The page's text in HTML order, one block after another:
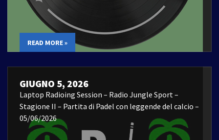
READ MORE »
GIUGNO 5, 2026
Laptop Radioing Session – Radio Jungle Sport –
Stagione II – Partita di Padel con leggende del calcio –
05/06/2026